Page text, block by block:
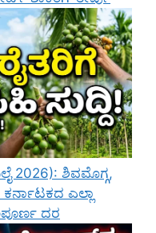
2026): ಶಿವಮೊಗ್ಗ,
ಕರ್ನಾಟಕದ ಎಲ್ಲಾ
ದರ